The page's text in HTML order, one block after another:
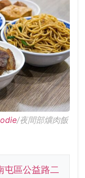
/夜間部爌肉飯
屯區公益路二